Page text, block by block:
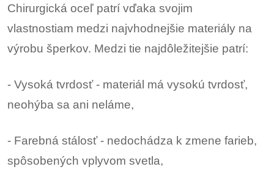
Chirurgická oceľ patrí vďaka svojim
vlastnostiam medzi najvhodnejšie materiály na
výrobu šperkov. Medzi tie najdôležitejšie patrí:
- Vysoká tvrdosť - materiál má vysokú tvrdosť,
neohýba sa ani neláme,
- Farebná stálosť - nedochádza k zmene farieb,
spôsobených vplyvom svetla,